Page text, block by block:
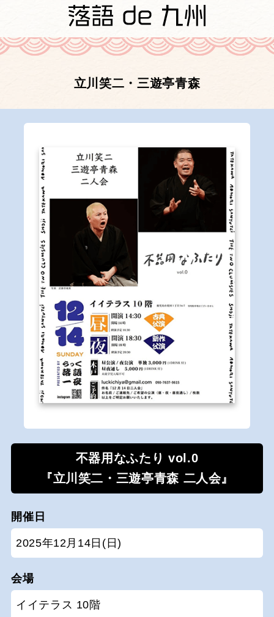
立川笑二・三遊亭青森
不器用なふたり vol.0
『立川笑二・三遊亭青森 二人会』
開催日
2025年12月14日(日)
会場
イイテラス 10階